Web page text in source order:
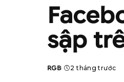
sập
Posted
RGB 2 tháng trước